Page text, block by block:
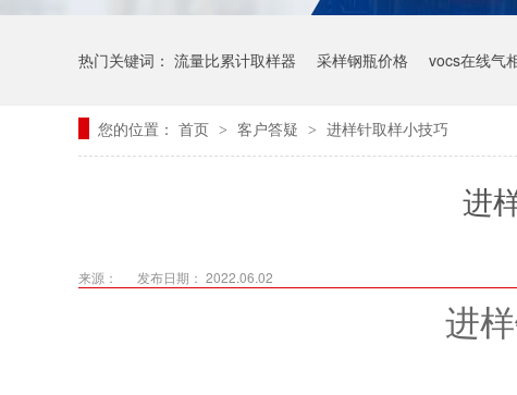
热门关键词： 流量比累计取样器 采样钢瓶价格 vocs在线气
您的位置： 首页 > 客户答疑 > 进样针取样小技巧
进
来源： 发布日期： 2022.06.02
进